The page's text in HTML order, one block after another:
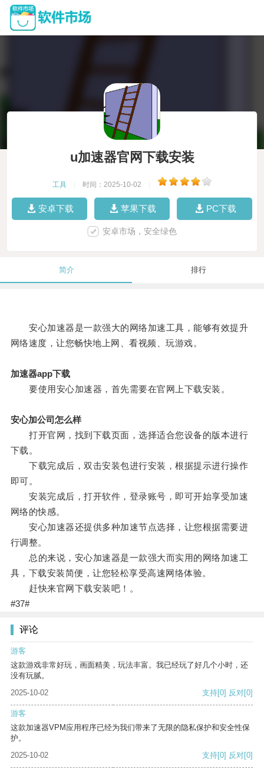
u加速器官网下载安装
工具 时间：2025-10-02
安卓下载 苹果下载 PC下载
安卓市场，安全绿色
简介 排行
安心加速器是一款强大的网络加速工具，能够有效提升
网络速度，让您畅快地上网、看视频、玩游戏。
加速器app下载
要使用安心加速器，首先需要在官网上下载安装。
安心加公司怎么样
打开官网，找到下载页面，选择适合您设备的版本进行
下载。
下载完成后，双击安装包进行安装，根据提示进行操作
即可。
安装完成后，打开软件，登录账号，即可开始享受加速
网络的快感。
安心加速器还提供多种加速节点选择，让您根据需要进
行调整。
总的来说，安心加速器是一款强大而实用的网络加速工
具，下载安装简便，让您轻松享受高速网络体验。
赶快来官网下载安装吧！。
#37#
评论
游客
这款游戏非常好玩，画面精美，玩法丰富。我已经玩了好几个小时，还
没有玩腻。
2025-10-02
支持[0] 反对[0]
游客
这款加速器VPM应用程序已经为我们带来了无限的隐私保护和安全性保
护。
2025-10-02
支持[0] 反对[0]